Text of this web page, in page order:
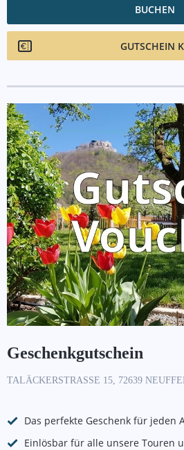
BUCHEN
GUTSCHEIN
Geschenkgutschein
TALÄCKERSTRASSE 15, 72639
Das perfekte Geschenk für jeden
Einlösbar für alle unsere Touren